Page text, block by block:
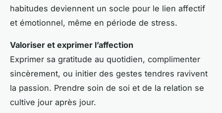
habitudes deviennent un socle pour le lien affectif
et émotionnel, même en période de stress.
Valoriser et exprimer l’affection
Exprimer sa gratitude au quotidien, complimenter
sincèrement, ou initier des gestes tendres ravivent
la passion. Prendre soin de soi et de la relation se
cultive jour après jour.